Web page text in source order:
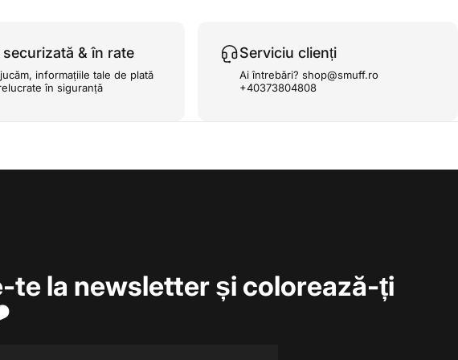
securizată & în rate
informațiile tale de plată
în siguranță
Serviciu clienți
Ai întrebări? shop@smuff.ro
+40373804808
te la newsletter și colorează-ți